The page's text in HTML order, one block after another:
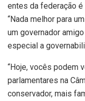
entes da federação
“Nada melhor para
um governador
especial a
“Hoje, vocês podem
parlamentares na
conservador, mais